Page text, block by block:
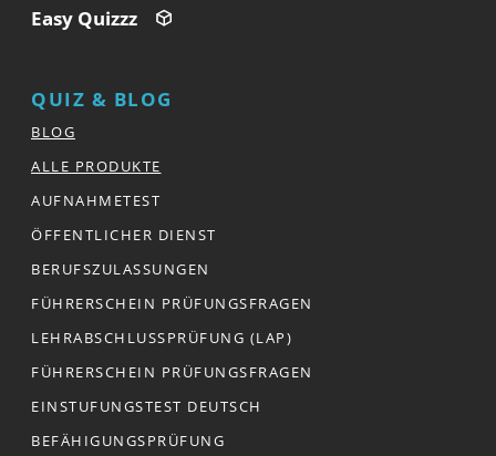
Easy Quizzz
QUIZ & BLOG
BLOG
ALLE PRODUKTE
AUFNAHMETEST
ÖFFENTLICHER DIENST
BERUFSZULASSUNGEN
FÜHRERSCHEIN PRÜFUNGSFRAGEN
LEHRABSCHLUSSPRÜFUNG (LAP)
FÜHRERSCHEIN PRÜFUNGSFRAGEN
EINSTUFUNGSTEST DEUTSCH
BEFÄHIGUNGSPRÜFUNG